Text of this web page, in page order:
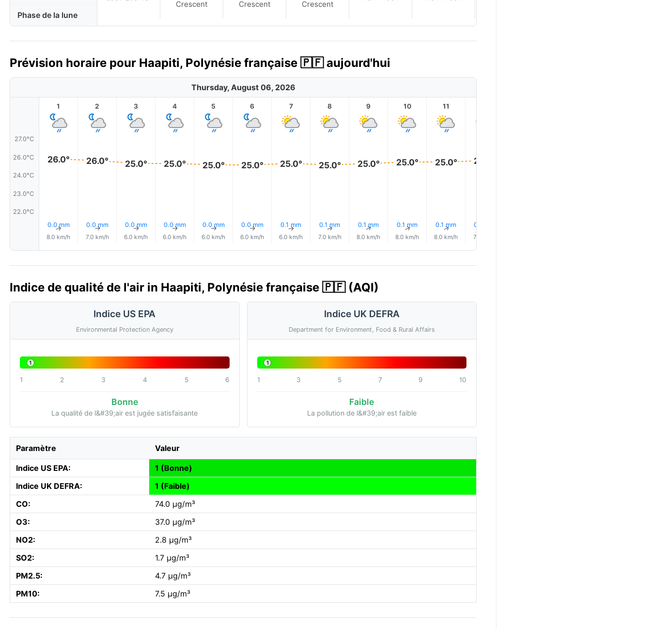
Phase de la lune
Crescent
Crescent
Crescent
Prévision horaire pour Haapiti, Polynésie française 🇵🇫 aujourd'hui
Thursday, August 06, 2026
27.0°C
26.0°C
24.0°C
23.0°C
22.0°C
1
26.0°
0.0 mm
↑
8.0 km/h
2
26.0°
0.0 mm
↑
7.0 km/h
3
25.0°
0.0 mm
↑
6.0 km/h
4
25.0°
0.0 mm
↑
6.0 km/h
5
25.0°
0.0 mm
↑
6.0 km/h
6
25.0°
0.0 mm
↑
6.0 km/h
7
25.0°
0.1 mm
↑
6.0 km/h
8
25.0°
0.1 mm
↑
7.0 km/h
9
25.0°
0.1 mm
↑
8.0 km/h
10
25.0°
0.1 mm
↑
8.0 km/h
11
25.0°
0.1 mm
↑
8.0 km/h
26.0°
0.0 mm
7.0 km/h
Indice de qualité de l'air in Haapiti, Polynésie française 🇵🇫 (AQI)
Indice US EPA
Environmental Protection Agency
1
1 2 3 4 5 6
Bonne
La qualité de l&#39;air est jugée satisfaisante
Indice UK DEFRA
Department for Environment, Food & Rural Affairs
1
1 3 5 7 9 10
Faible
La pollution de l&#39;air est faible
Paramètre Valeur
Indice US EPA:
1 (Bonne)
Indice UK DEFRA:
1 (Faible)
CO:
74.0 µg/m³
O3:
37.0 µg/m³
NO2:
2.8 µg/m³
SO2:
1.7 µg/m³
PM2.5:
4.7 µg/m³
PM10:
7.5 µg/m³